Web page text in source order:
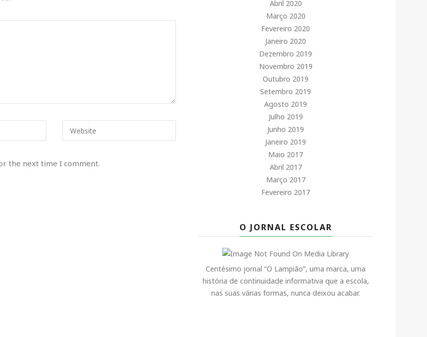
Website
the next time I comment.
Abril 2020
Março 2020
Fevereiro 2020
Janeiro 2020
Dezembro 2019
Novembro 2019
Outubro 2019
Setembro 2019
Agosto 2019
Julho 2019
Junho 2019
Janeiro 2019
Maio 2017
Abril 2017
Março 2017
Fevereiro 2017
O JORNAL ESCOLAR
Centésimo jornal “O Lampião”, uma marca, uma
história de continuidade informativa que a escola,
nas suas várias formas, nunca deixou acabar.